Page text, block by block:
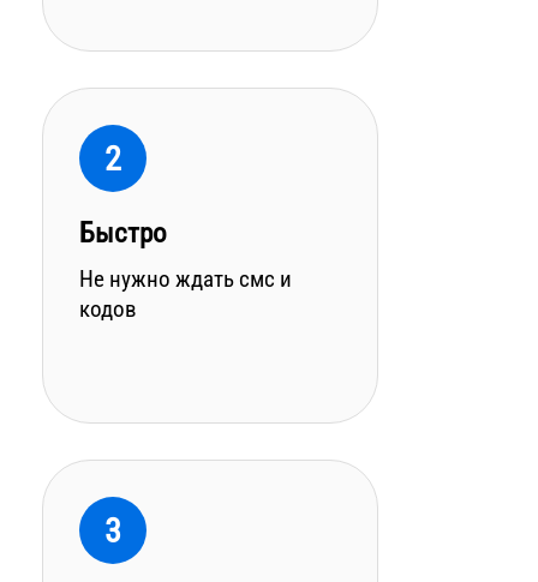
2
Быстро
Не нужно ждать смс и
кодов
3